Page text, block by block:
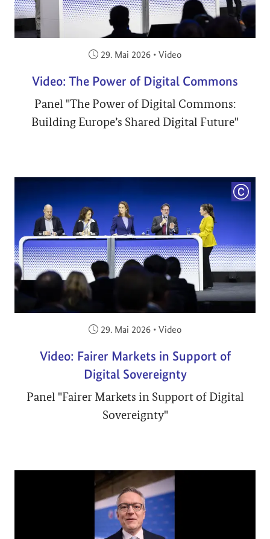
Veröffentlicht am:
29. Mai 2026 • Video
Video: The Power of Digital Commons
Panel "The Power of Digital Commons:
Building Europe’s Shared Digital Future"
Veröffentlicht am:
29. Mai 2026 • Video
Video: Fairer Markets in Support of
Digital Sovereignty
Panel "Fairer Markets in Support of Digital
Sovereignty"